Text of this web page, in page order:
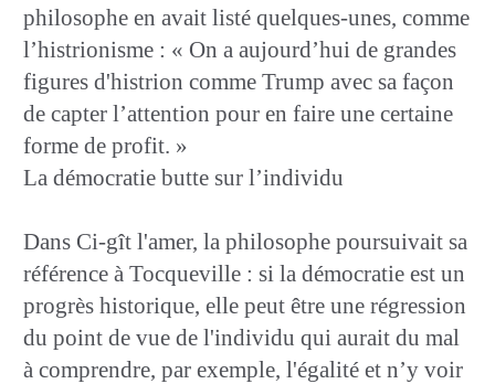
philosophe en avait listé quelques-unes, comme
l’histrionisme : « On a aujourd’hui de grandes
figures d'histrion comme Trump avec sa façon
de capter l’attention pour en faire une certaine
forme de profit. »
La démocratie butte sur l’individu
Dans Ci-gît l'amer, la philosophe poursuivait sa
référence à Tocqueville : si la démocratie est un
progrès historique, elle peut être une régression
du point de vue de l'individu qui aurait du mal
à comprendre, par exemple, l'égalité et n’y voir